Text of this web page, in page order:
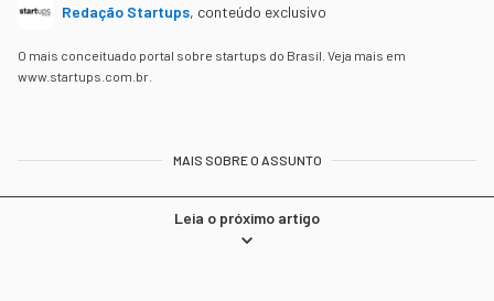
Redação Startups, conteúdo exclusivo
O mais conceituado portal sobre startups do Brasil. Veja mais em
www.startups.com.br.
MAIS SOBRE O ASSUNTO
Leia o próximo artigo